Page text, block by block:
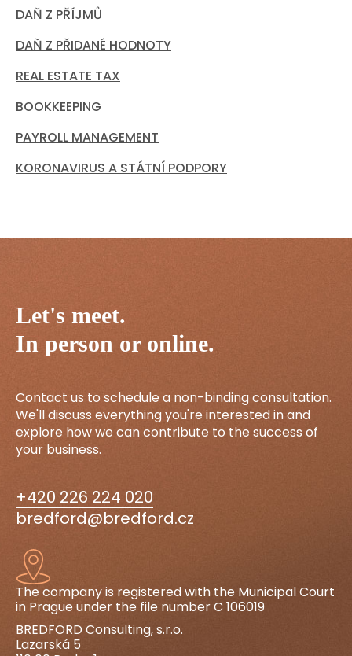
DAŇ Z PŘÍJMŮ
DAŇ Z PŘIDANÉ HODNOTY
REAL ESTATE TAX
BOOKKEEPING
PAYROLL MANAGEMENT
KORONAVIRUS A STÁTNÍ PODPORY
Let's meet.
In person or online.
Contact us to schedule a non-binding consultation.
We'll discuss everything you're interested in and
explore how we can contribute to the success of
your business.
+420 226 224 020
bredford@bredford.cz
The company is registered with the Municipal Court
in Prague under the file number C 106019
BREDFORD Consulting, s.r.o.
Lazarská 5